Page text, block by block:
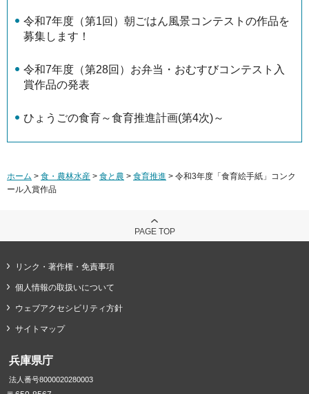
令和7年度（第1回）朝ごはん風景コンテストの作品を
募集します！
令和7年度（第28回）お弁当・おむすびコンテスト入
賞作品の発表
ひょうごの食育～食育推進計画(第4次)～
ホーム > 食・農林水産 > 食と農 > 食育推進 > 令和3年度「食育絵手紙」コンク
ール入賞作品
PAGE TOP
リンク・著作権・免責事項
個人情報の取扱いについて
ウェブアクセシビリティ方針
サイトマップ
兵庫県庁
法人番号8000020280003